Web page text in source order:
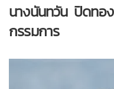
นางนันทวัน ปิดทอง
กรรมการ